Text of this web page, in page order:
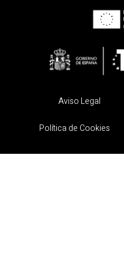
ALBERTO L.R
Aviso Legal
Política de Cookies